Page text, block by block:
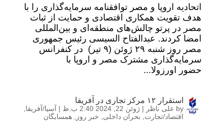
اتحادیه اروپا و مصر توافقنامه سرمایه‌گذاری را با
هدف تقویت همکاری اقتصادی و حمایت از ثبات
مصر در پرتو چالش‌های منطقه‌ای و بین‌المللی
امضا کردند. عبدالفتاح السیسی رئیس جمهوری
مصر روز شنبه ۲۹ ژوئن (۹ تیر) در کنفرانس
سرمایه‌گذاری مشترک مصر و اروپا با
حضور اورزولا...
استقرار ۱۲ مرکز تجاری در آفریقا
by علی ناظر | ژوئن 22, 2024 2:40 ب.ظ | آسیا/آفریقا
اقتصاد/تجارت
بحران داخلی خبر روز همسایگان